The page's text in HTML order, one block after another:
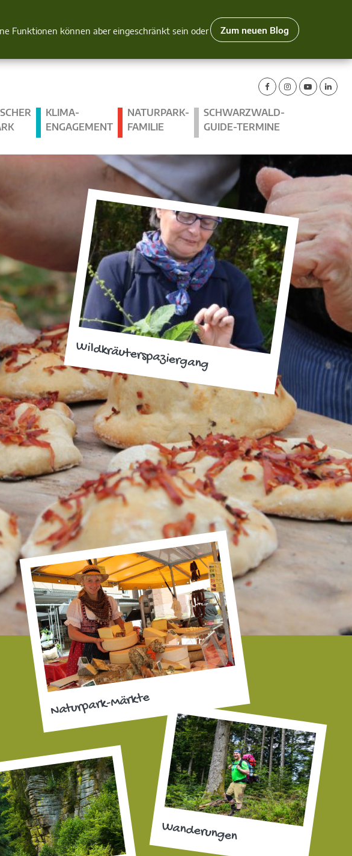
Funktionen können aber eingeschränkt sein oder
Zum neuen Blog
KLIMA­
ENGAGEMENT
NATURPARK-
FAMILIE
SCHWARZWALD-
GUIDE-TERMINE
Wildkräuterspaziergang
Naturpark-Märkte
Wanderungen